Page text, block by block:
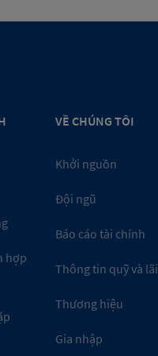
hợp
VỀ CHÚNG TÔI
Khởi nguồn
Đội ngũ
Báo cáo tài chính
Thông tin quỹ và
Thương hiệu
Gia nhập